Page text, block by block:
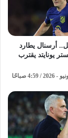
أرسنال يطارد
يونايتد يقترب